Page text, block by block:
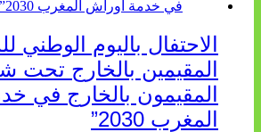
الاحتفال باليوم الوطني
المقيمين بالخارج تحت
المقيمون بالخارج في
المغرب 2030”